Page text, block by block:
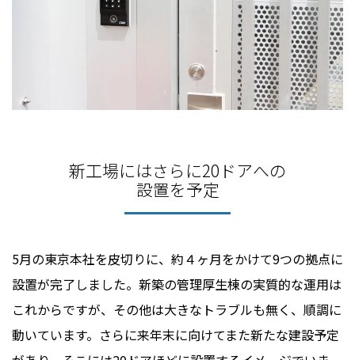
新工場にはさらに20ドアへの
設置を予定
5月の東京本社を皮切りに、約４ヶ月をかけて9つの拠点に
設置が完了しました。新築の管理厚生棟の実質的な運用は
これからですが、その他は大きなトラブルも無く、順調に
動いています。さらに来年末に向けてまた新たな建設予定